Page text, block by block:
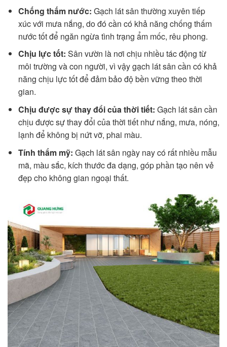
Chống thấm nước: Gạch lát sân thường xuyên tiếp
xúc với mưa nắng, do đó cần có khả năng chống thấm
nước tốt để ngăn ngừa tình trạng ẩm mốc, rêu phong.
Chịu lực tốt: Sân vườn là nơi chịu nhiều tác động từ
môi trường và con người, vì vậy gạch lát sân cần có khả
năng chịu lực tốt để đảm bảo độ bền vững theo thời
gian.
Chịu được sự thay đổi của thời tiết: Gạch lát sân cần
chịu được sự thay đổi của thời tiết như nắng, mưa, nóng,
lạnh để không bị nứt vỡ, phai màu.
Tính thẩm mỹ: Gạch lát sân ngày nay có rất nhiều mẫu
mã, màu sắc, kích thước đa dạng, góp phần tạo nên vẻ
đẹp cho không gian ngoại thất.